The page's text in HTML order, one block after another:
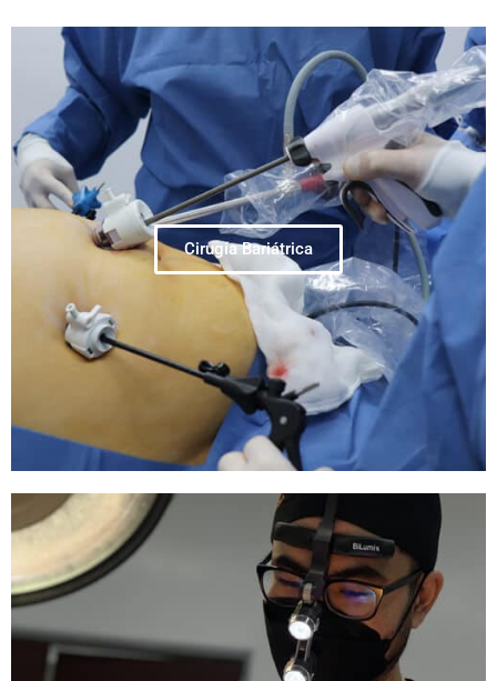
Cirugía Bariátrica